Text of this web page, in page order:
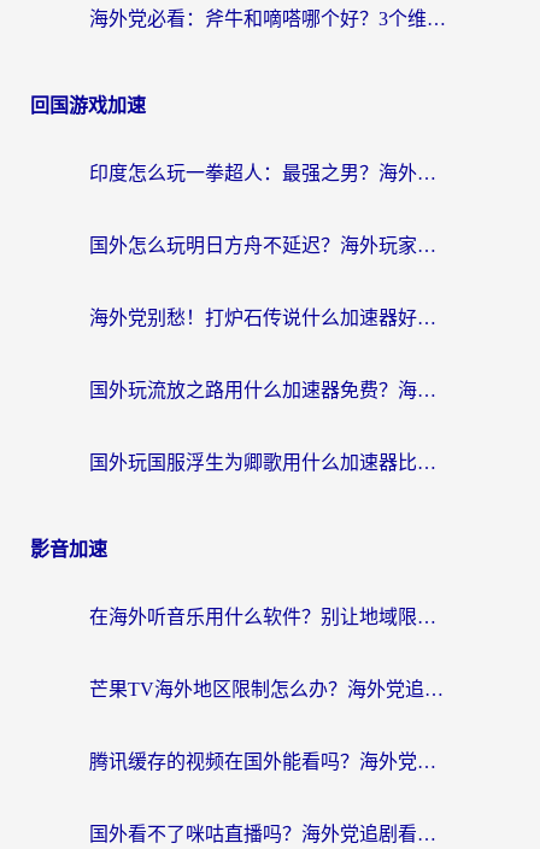
海外党必看：斧牛和嘀嗒哪个好？3个维度教你选对回国加速器
回国游戏加速
印度怎么玩一拳超人：最强之男？海外党国服游戏加速避坑指南
国外怎么玩明日方舟不延迟？海外玩家国服游戏加速终极指南（附DNF梦幻诛仙解决方案）
海外党别愁！打炉石传说什么加速器好用？3个实用技巧解决国服游戏卡顿
国外玩流放之路用什么加速器免费？海外党亲测有效的国服游戏加速指南
国外玩国服浮生为卿歌用什么加速器比较好？海外党亲测不踩坑指南
影音加速
在海外听音乐用什么软件？别让地域限制断了你的华语歌单
芒果TV海外地区限制怎么办？海外党追剧看片的实用加速器选择指南
腾讯缓存的视频在国外能看吗？海外党追剧看片的终极解决方案
国外看不了咪咕直播吗？海外党追剧看片的加速器选择指南